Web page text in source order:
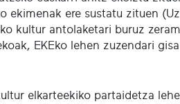
ekimenak ere sustatu zituen
kultur antolaketari buruz
EKEko lehen zuzendari
elkarteekiko partaidetza